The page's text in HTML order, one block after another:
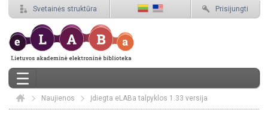
Svetainės struktūra Prisijungti
Elaba
Naujienos Įdiegta eLABa talpyklos 1.33 versija